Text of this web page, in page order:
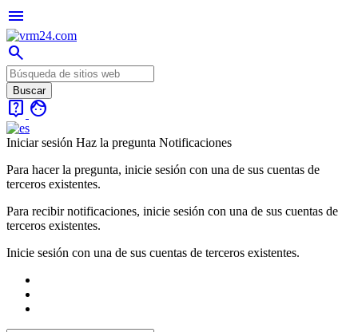
menu
search
live_help face
Iniciar sesión Haz la pregunta Notificaciones
Para hacer la pregunta, inicie sesión con una de sus cuentas de
terceros existentes.
Para recibir notificaciones, inicie sesión con una de sus cuentas de
terceros existentes.
Inicie sesión con una de sus cuentas de terceros existentes.